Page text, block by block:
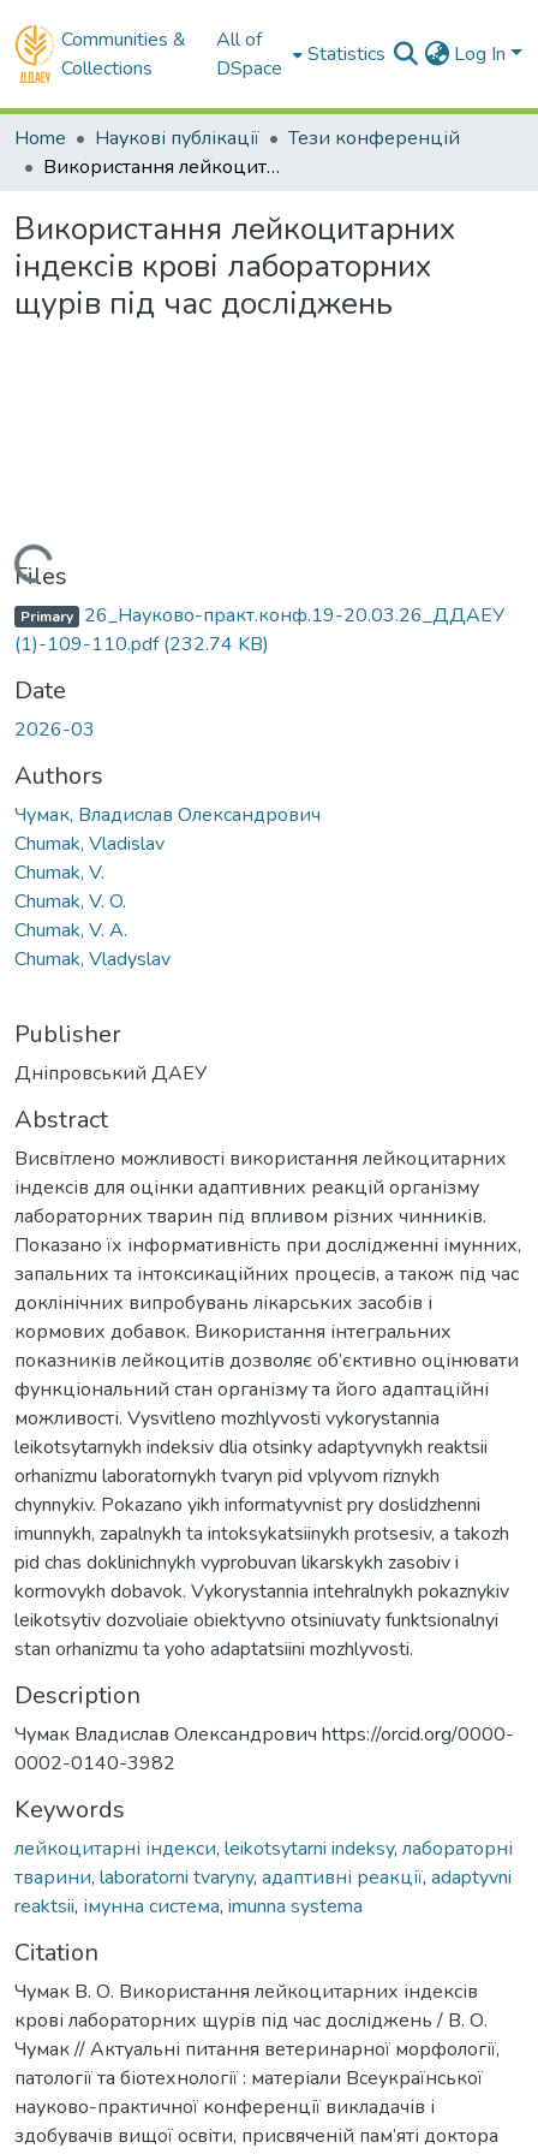
Communities &
Collections
All of
DSpace
Statistics Log In
Home Наукові публікації
Тези конференцій
Використання лейкоцитарних індексів крові лабораторних щурів під час досліджень
Використання лейкоцитарних
індексів крові лабораторних
щурів під час досліджень
Loading...
Files
Primary 26_Науково-практ.конф.19-20.03.26_ДДАЕУ
(1)-109-110.pdf(232.74 KB)
Date
2026-03
Authors
Чумак, Владислав Олександрович
Chumak, Vladislav
Chumak, V.
Chumak, V. O.
Chumak, V. A.
Chumak, Vladyslav
Publisher
Дніпровський ДАЕУ
Abstract
Висвітлено можливості використання лейкоцитарних
індексів для оцінки адаптивних реакцій організму
лабораторних тварин під впливом різних чинників.
Показано їх інформативність при дослідженні імунних,
запальних та інтоксикаційних процесів, а також під час
доклінічних випробувань лікарських засобів і
кормових добавок. Використання інтегральних
показників лейкоцитів дозволяє об’єктивно оцінювати
функціональний стан організму та його адаптаційні
можливості. Vysvitleno mozhlyvosti vykorystannia
leikotsytarnykh indeksiv dlia otsinky adaptyvnykh reaktsii
orhanizmu laboratornykh tvaryn pid vplyvom riznykh
chynnykiv. Pokazano yikh informatyvnist pry doslidzhenni
imunnykh, zapalnykh ta intoksykatsiinykh protsesiv, a takozh
pid chas doklinichnykh vyprobuvan likarskykh zasobiv i
kormovykh dobavok. Vykorystannia intehralnykh pokaznykiv
leikotsytiv dozvoliaie obiektyvno otsiniuvaty funktsionalnyi
stan orhanizmu ta yoho adaptatsiini mozhlyvosti.
Description
Чумак Владислав Олександрович https://orcid.org/0000-
0002-0140-3982
Keywords
лейкоцитарні індекси, leikotsytarni indeksy, лабораторні
тварини, laboratorni tvaryny, адаптивні реакції, adaptyvni
reaktsii, імунна система, imunna systema
Citation
Чумак В. О. Використання лейкоцитарних індексів
крові лабораторних щурів під час досліджень / В. О.
Чумак // Актуальні питання ветеринарної морфології,
патології та біотехнології : матеріали Всеукраїнської
науково-практичної конференції викладачів і
здобувачів вищої освіти, присвяченій пам’яті доктора